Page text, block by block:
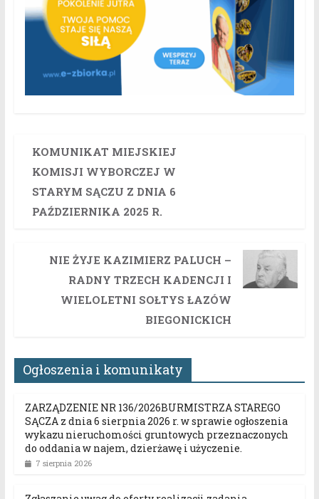
KOMUNIKAT MIEJSKIEJ
KOMISJI WYBORCZEJ W
STARYM SĄCZU Z DNIA 6
PAŹDZIERNIKA 2025 R.
NIE ŻYJE KAZIMIERZ PALUCH –
RADNY TRZECH KADENCJI I
WIELOLETNI SOŁTYS ŁAZÓW
BIEGONICKICH
Ogłoszenia i komunikaty
ZARZĄDZENIE NR 136/2026BURMISTRZA STAREGO
SĄCZA z dnia 6 sierpnia 2026 r. w sprawie ogłoszenia
wykazu nieruchomości gruntowych przeznaczonych
do oddania w najem, dzierżawę i użyczenie.
7 sierpnia 2026